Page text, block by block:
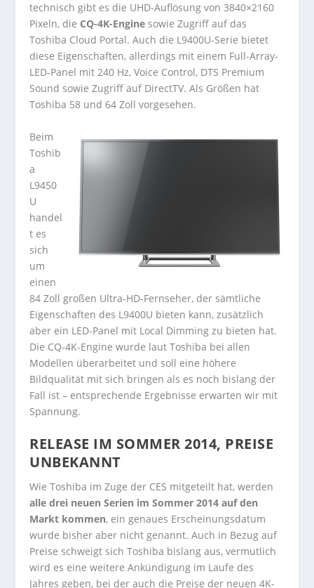
technisch gibt es die UHD-Auflösung von 3840×2160
Pixeln, die CQ-4K-Engine sowie Zugriff auf das
Toshiba Cloud Portal. Auch die L9400U-Serie bietet
diese Eigenschaften, allerdings mit einem Full-Array-
LED-Panel mit 240 Hz, Voice Control, DTS Premium
Sound sowie Zugriff auf DirectTV. Als Größen hat
Toshiba 58 und 64 Zoll vorgesehen.
Beim
Toshib
a
L9450
U
handel
t es
sich
um
einen
84 Zoll großen Ultra-HD-Fernseher, der sämtliche
Eigenschaften des L9400U bieten kann, zusätzlich
aber ein LED-Panel mit Local Dimming zu bieten hat.
Die CQ-4K-Engine wurde laut Toshiba bei allen
Modellen überarbeitet und soll eine höhere
Bildqualität mit sich bringen als es noch bislang der
Fall ist – entsprechende Ergebnisse erwarten wir mit
Spannung.
RELEASE IM SOMMER 2014, PREISE
UNBEKANNT
Wie Toshiba im Zuge der CES mitgeteilt hat, werden
alle drei neuen Serien im Sommer 2014 auf den
Markt kommen, ein genaues Erscheinungsdatum
wurde bisher aber nicht genannt. Auch in Bezug auf
Preise schweigt sich Toshiba bislang aus, vermutlich
wird es eine weitere Ankündigung im Laufe des
Jahres geben, bei der auch die Preise der neuen 4K-